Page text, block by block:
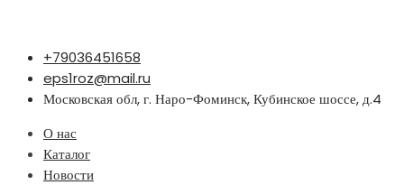
Перейти
содержимому
+79036451658
eps1roz@mail.ru
Московская обл, г. Наро-Фоминск, Кубинское шоссе, д.4
О нас
Каталог
Новости